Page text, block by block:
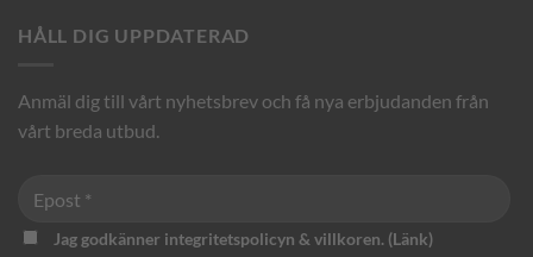
HÅLL DIG UPPDATERAD
Anmäl dig till vårt nyhetsbrev och få nya erbjudanden från
vårt breda utbud.
Jag godkänner integritetspolicyn & villkoren. (Länk)